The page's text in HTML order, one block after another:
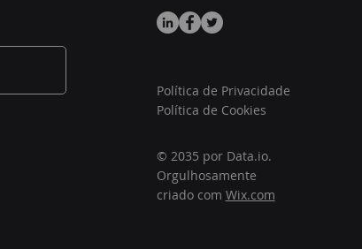
Política de Privacidade
Política de Cookies
© 2035 por Data.io.
Orgulhosamente
criado com Wix.com